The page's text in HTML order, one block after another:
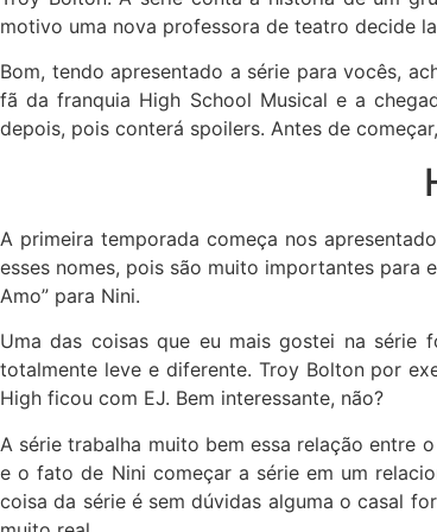
motivo uma nova professora de teatro decide
Bom, tendo apresentado a série para vocês,
fã da franquia High School Musical e a
depois, pois conterá spoilers. Antes de
A primeira temporada começa nos
esses nomes, pois são muito importantes para
Amo” para Nini.
Uma das coisas que eu mais gostei na série
totalmente leve e diferente. Troy Bolton por
High ficou com EJ. Bem interessante, não?
A série trabalha muito bem essa relação entre
e o fato de Nini começar a série em um
coisa da série é sem dúvidas alguma o casal